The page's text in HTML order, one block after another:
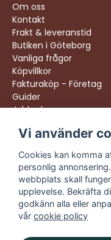
Om oss
Kontakt
Frakt & leveranstid
Butiken i Göteborg
Vanliga frågor
Köpvillkor
Fakturaköp - Företag
Guider
Jobba hos oss
Följ oss:
Instagram
Facebook
TikTok
YouTube
Vi använder
Cookies kan komma
personlig
webbplats skall
upplevelse. Bekräfta
godkänn alla eller
vår cookie policy